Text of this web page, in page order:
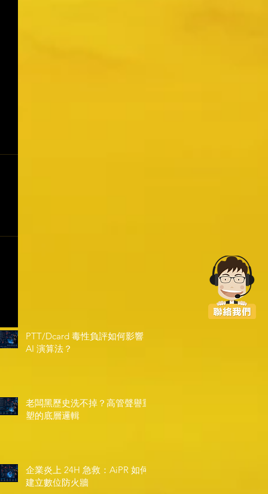
PTT/Dcard 毒性負評如何影響
AI 演算法？
老闆黑歷史洗不掉？高管聲譽重
塑的底層邏輯
企業炎上 24H 急救：AiPR 如何
建立數位防火牆